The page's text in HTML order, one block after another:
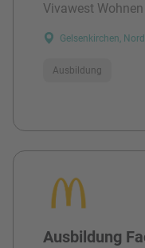
Vivawest Wohnen
Gelsenkirchen,
Ausbildung
Ausbildung